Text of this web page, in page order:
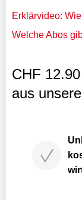
Erklärvideo:
Welche Abos
CHF
aus